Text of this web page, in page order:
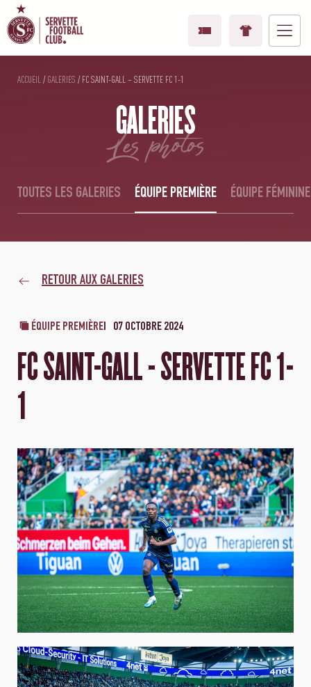
ACCUEIL /GALERIES /FC SAINT-GALL – SERVETTE FC 1-1
GALERIES
les photos
TOUTES LES GALERIES ÉQUIPE PREMIÈRE ÉQUIPE FÉMININE
RETOUR AUX GALERIES
ÉQUIPE PREMIÈRE 07 OCTOBRE 2024
FC SAINT-GALL - SERVETTE FC 1-
1